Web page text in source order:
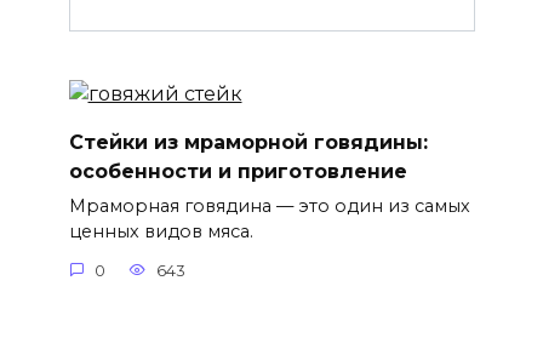
Стейки из мраморной говядины:
особенности и приготовление
Мраморная говядина — это один из самых
ценных видов мяса.
0 643